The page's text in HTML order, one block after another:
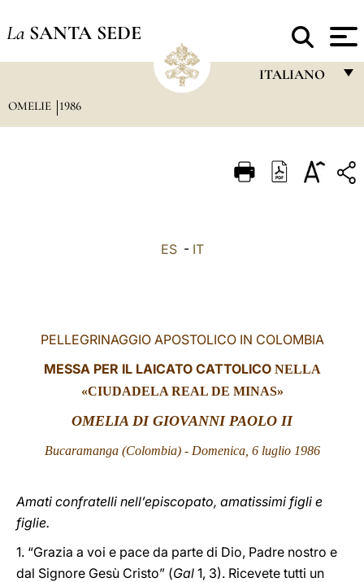
La SANTA SEDE
ITALIANO
ITALIANO
中文
LATINE
OMELIE 1986
ES- IT
PELLEGRINAGGIO APOSTOLICO IN COLOMBIA
MESSA PER IL LAICATO CATTOLICO NELLA
«CIUDADELA REAL DE MINAS»
OMELIA DI GIOVANNI PAOLO II
Bucaramanga(Colombia) - Domenica, 6 luglio 1986
Amati confratelli nell’episcopato, amatissimi figli e
figlie.
1. “Grazia a voi e pace da parte di Dio, Padre nostro e
dal Signore Gesù Cristo” (Gal 1, 3). Ricevete tutti un